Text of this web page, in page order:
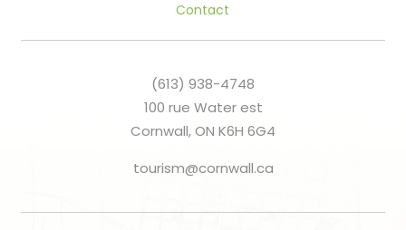
Contact
(613) 938-4748
100 rue Water est
Cornwall, ON K6H 6G4
tourism@cornwall.ca